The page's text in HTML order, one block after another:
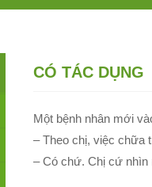
CÓ TÁC DỤNG
Một bệnh nhân mới
– Theo chị, việc chữa
– Có chứ. Chị cứ nhìn